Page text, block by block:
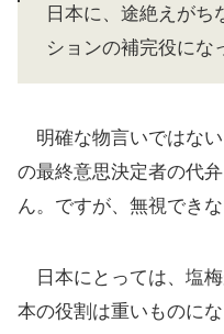
日本に、途絶えがち
ションの補完役にな
明確な物言いではな
の最終意思決定者の代
ん。ですが、無視でき
日本にとっては、塩
本の役割は重いものに